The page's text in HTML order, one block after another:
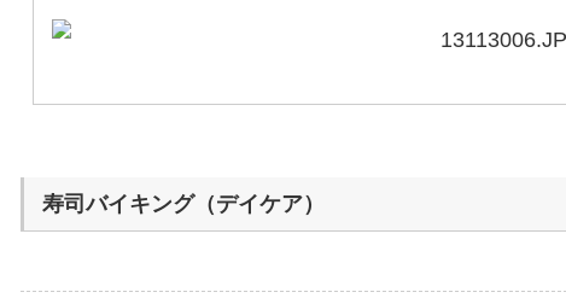
寿司バイキング（デイケア）